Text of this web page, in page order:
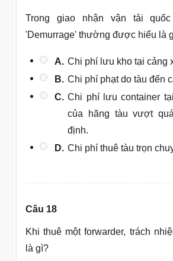
Trong giao nhận vận tải
'Demurrage' thường được hiểu là
A. Chi phí lưu kho tại cảng
B. Chi phí phạt do tàu đến
C. Chi phí lưu container
của hãng tàu vượt
định.
D. Chi phí thuê tàu trọn
Câu 18
Khi thuê một forwarder, trách
là gì?